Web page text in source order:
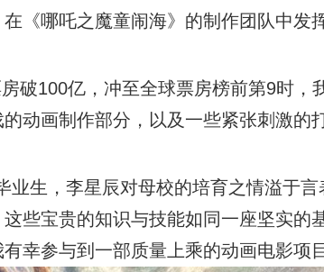
《哪吒之魔童闹海》的制作团队中
破100亿，冲至全球票房榜前第9时，
动画制作部分，以及一些紧张刺激
业生，李星辰对母校的培育之情溢于
些宝贵的知识与技能如同一座坚实
幸参与到一部质量上乘的动画电影项